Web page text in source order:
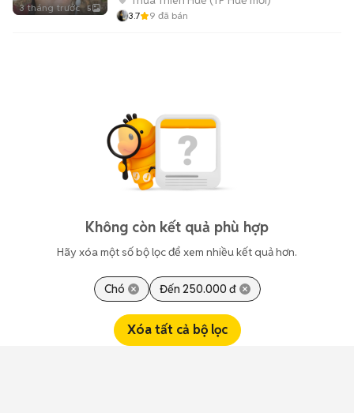
3 tháng trước 5
3.7 9 đã bán
Không còn kết quả phù hợp
Hãy xóa một số bộ lọc để xem nhiều kết quả hơn.
Chó Đến 250.000 đ
Xóa tất cả bộ lọc